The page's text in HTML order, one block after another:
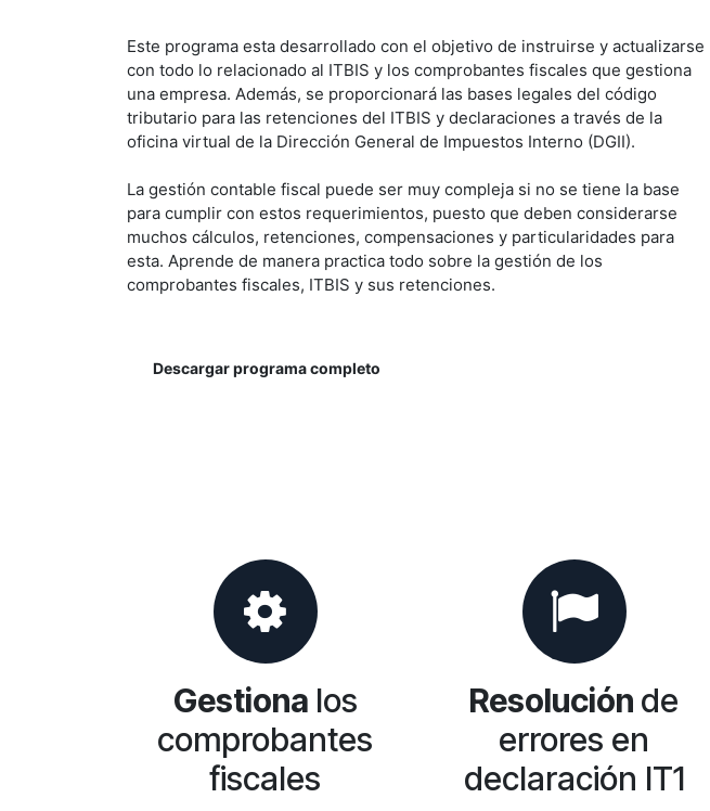
Este programa esta desarrollado con el objetivo de instruirse y actualizarse
con todo lo relacionado al ITBIS y los comprobantes fiscales que gestiona
una empresa. Además, se proporcionará las bases legales del código
tributario para las retenciones del ITBIS y declaraciones a través de la
oficina virtual de la Dirección General de Impuestos Interno (DGII).
La gestión contable fiscal puede ser muy compleja si no se tiene la base
para cumplir con estos requerimientos, puesto que deben considerarse
muchos cálculos, retenciones, compensaciones y particularidades para
esta. Aprende de manera practica todo sobre la gestión de los
comprobantes fiscales, ITBIS y sus retenciones.
Descargar programa completo
Gestiona los
comprobantes
fiscales
Resolución de
errores en
declaración IT1